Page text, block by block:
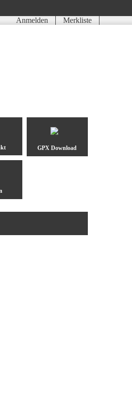
Anmelden Merkliste
GPX Download